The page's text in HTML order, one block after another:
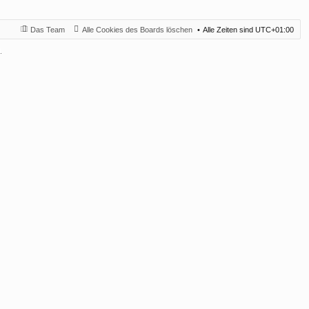
Alle Zeiten sind UTC+01:00
Alle Cookies des Boards löschen
Das Team